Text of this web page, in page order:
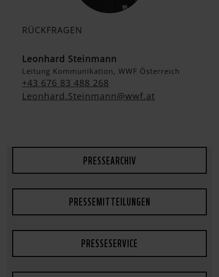
RÜCKFRAGEN
Leonhard Steinmann
Leitung Kommunikation, WWF Österreich
+43 676 83 488 268
Leonhard.Steinmann@wwf.at
PRESSEARCHIV
PRESSEMITTEILUNGEN
PRESSESERVICE